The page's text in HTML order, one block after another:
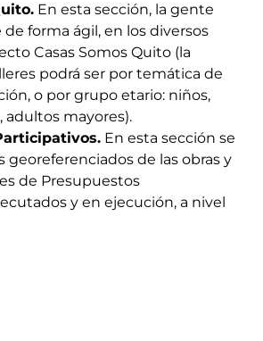
En esta sección, la gente
forma ágil, en los diversos
Casas Somos Quito (la
podrá ser por temática de
o por grupo etario: niños,
adultos mayores).
En esta sección se
georeferenciados de las obras y
de Presupuestos
y en ejecución, a nivel